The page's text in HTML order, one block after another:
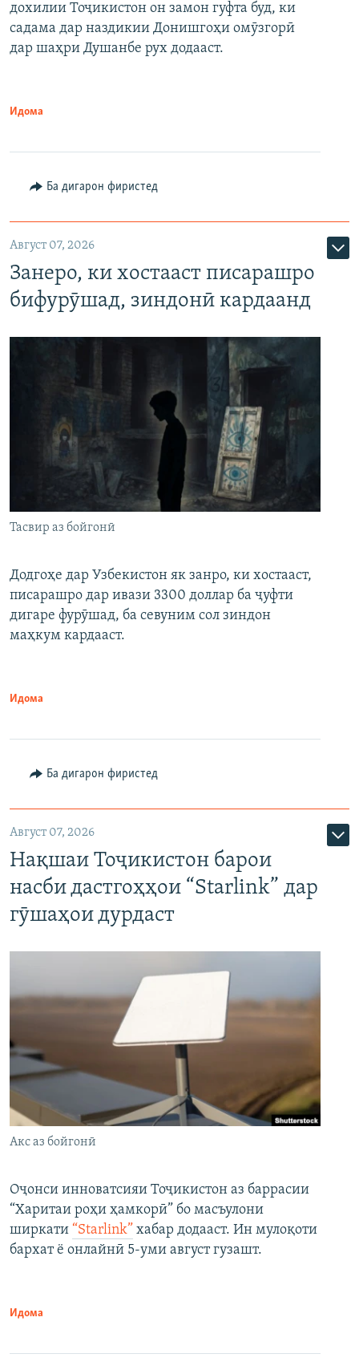
дохилии Тоҷикистон он замон гуфта буд, ки
садама дар наздикии Донишгоҳи омӯзгорӣ
дар шаҳри Душанбе рух додааст.
Идома
Ба дигарон фиристед
Август 07, 2026
Занеро, ки хостааст писарашро
бифурӯшад, зиндонӣ кардаанд
Тасвир аз бойгонӣ
Додгоҳе дар Узбекистон як занро, ки хостааст,
писарашро дар ивази 3300 доллар ба ҷуфти
дигаре фурӯшад, ба севуним сол зиндон
маҳкум кардааст.
Идома
Ба дигарон фиристед
Август 07, 2026
Нақшаи Тоҷикистон барои
насби дастгоҳҳои “Starlink” дар
гӯшаҳои дурдаст
Акс аз бойгонӣ
Оҷонси инноватсияи Тоҷикистон аз баррасии
“Харитаи роҳи ҳамкорӣ” бо масъулони
ширкати “Starlink” хабар додааст. Ин мулоқоти
бархат ё онлайнӣ 5-уми август гузашт.
Идома